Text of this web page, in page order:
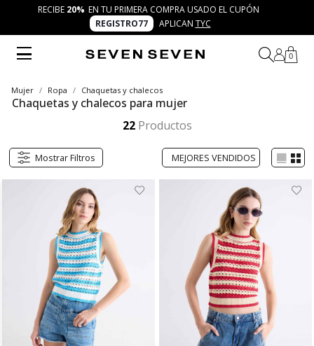
RECIBE 20% EN TU PRIMERA COMPRA USADO EL CUPÓN
REGISTRO77
APLICAN TYC
0
Mujer Ropa Chaquetas y chalecos
Chaquetas y chalecos para mujer
22Productos
Mostrar Filtros